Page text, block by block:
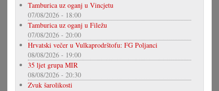
Tamburica uz oganj u Vincjetu
07/08/2026 - 18:00
Tamburica uz oganj u Filežu
07/08/2026 - 20:00
Hrvatski večer u Vulkaprodrštofu: FG Poljanci
08/08/2026 - 19:00
35 ljet grupa MIR
08/08/2026 - 20:30
Zvuk šarolikosti